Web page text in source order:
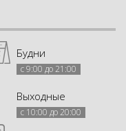
Будни
с 9:00 до 21:00
Выходные
с 10:00 до 20:00